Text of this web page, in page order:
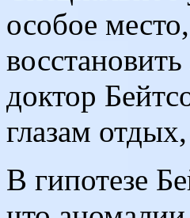
особое
доктор
глазам
В гипотезе